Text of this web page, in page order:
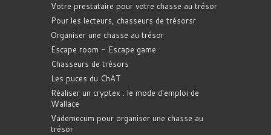
Votre prestataire pour votre chasse au trésor
Pour les lecteurs, chasseurs de trésorsr
Organiser une chasse au trésor
Escape room - Escape game
Chasseurs de trésors
Les puces du ChAT
Réaliser un cryptex : le mode d'emploi de
Wallace
Vademecum pour organiser une chasse au
trésor